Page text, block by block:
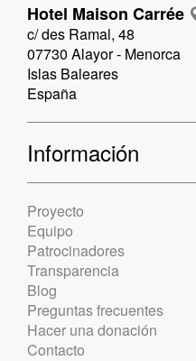
Hotel Maison Carrée
c/ des Ramal, 48
07730 Alayor - Menorca
Islas Baleares
España
Información
Proyecto
Equipo
Patrocinadores
Transparencia
Blog
Preguntas frecuentes
Hacer una donación
Contacto